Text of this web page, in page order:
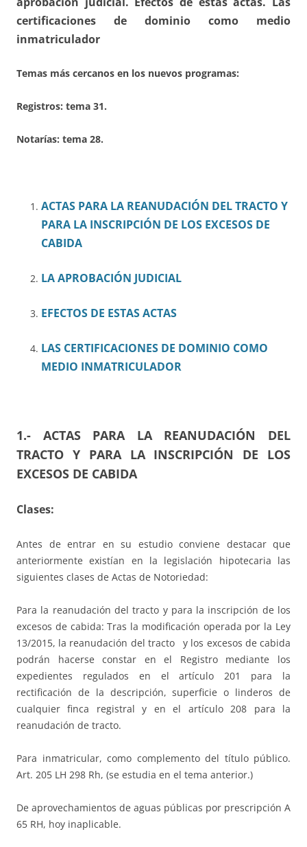
certificaciones de dominio como medio
inmatriculador
Temas más cercanos en los nuevos programas:
Registros: tema 31.
Notarías: tema 28.
ACTAS PARA LA REANUDACIÓN DEL TRACTO Y
PARA LA INSCRIPCIÓN DE LOS EXCESOS DE
CABIDA
LA APROBACIÓN JUDICIAL
EFECTOS DE ESTAS ACTAS
LAS CERTIFICACIONES DE DOMINIO COMO
MEDIO INMATRICULADOR
1.- ACTAS PARA LA REANUDACIÓN DEL
TRACTO Y PARA LA INSCRIPCIÓN DE LOS
EXCESOS DE CABIDA
Clases:
Antes de entrar en su estudio conviene destacar que
anteriormente existían en la legislación hipotecaria las
siguientes clases de Actas de Notoriedad:
Para la reanudación del tracto y para la inscripción de los
excesos de cabida: Tras la modificación operada por la Ley
13/2015, la reanudación del tracto y los excesos de cabida
podrán hacerse constar en el Registro mediante los
expedientes regulados en el artículo 201 para la
rectificación de la descripción, superficie o linderos de
cualquier finca registral y en el artículo 208 para la
reanudación de tracto.
Para inmatricular, como complemento del título público.
Art. 205 LH 298 Rh, (se estudia en el tema anterior.)
De aprovechamientos de aguas públicas por prescripción A
65 RH, hoy inaplicable.